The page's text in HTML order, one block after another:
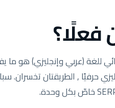
فعلًا؟
للغة (عربي وإنجليزي) هو ما
حرفيًا , الطريقتان تخسران.